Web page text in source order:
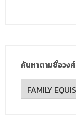
ค้นหาตามชื่อวงศ์
ค้นหา
ตาม